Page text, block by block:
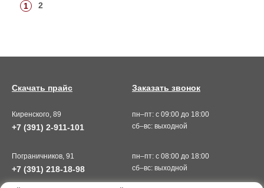
1 2
Киренского, 89
+7 (391) 2-911-101
пн–пт: с 09:00 до 18:00
сб–вс: выходной
Пограничников, 91
+7 (391) 218-18-98
пн–пт: с 08:00 до 18:00
сб–вс: выходной
Заказать звонок
Скачать прайс